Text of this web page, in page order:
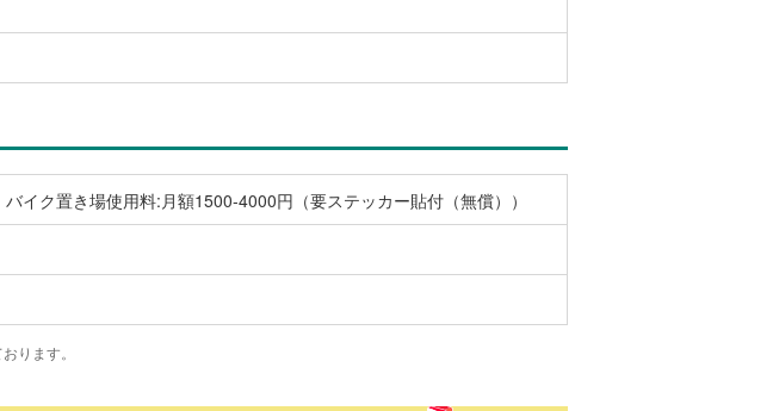
イク置き場使用料:月額1500-4000円（要ステッカー貼付（無償））
ります。